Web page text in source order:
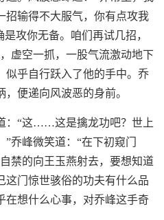
招输得不大服气，你有点攻我
攻你无备。咱们再试几招，
虚空一抓，一股气流激动地下
似乎自行跃入了他的手中。乔
便递向风波恶的身前。
：“这……这是擒龙功吧？世上
乔峰微笑道：“在下初窥门
禁的向王玉燕射去，要想知道
这门惊世骇俗的功夫有什么品
在想什么心事，对乔峰这手奇